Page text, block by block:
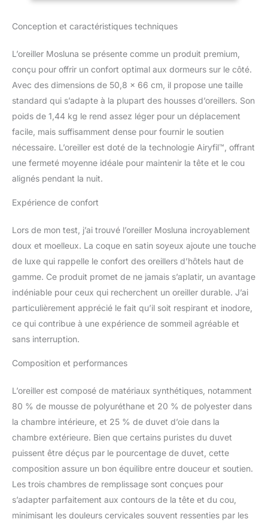
personnes dormant
66
sont remplies de plumes
supérieure, exemptes de
piquants, tandis que la
couche intermédiaire
intègre un mélange
unique Airyfil. Bercez
doucement votre cou
pendant le sommeil,
personnes dormant sur
le côté, le dos et le
% coton et 40 %
polyester à 430 fils, notre
oreiller allie luxe, confort
et propriétés anti-
boulochage de qualité
supérieure. Le tissage
satiné donne au tissu un
soie, garantissant une
remplissage exclusive】:
remplissage Airyfil offre
une douceur inégalée
avec un soutien
combinaison des
propriétés de rebond lent
du duvet et du
rembourrage Airyfil
de sommeil zéro
pression pour votre cou.
Conception et caractéristiques techniques
L’oreiller Mosluna se présente comme un produit premium,
conçu pour offrir un confort optimal aux dormeurs sur le côté.
Avec des dimensions de 50,8 x 66 cm, il propose une taille
standard qui s’adapte à la plupart des housses d’oreillers. Son
poids de 1,44 kg le rend assez léger pour un déplacement
facile, mais suffisamment dense pour fournir le soutien
nécessaire. L’oreiller est doté de la technologie Airyfil™, offrant
une fermeté moyenne idéale pour maintenir la tête et le cou
alignés pendant la nuit.
Expérience de confort
Lors de mon test, j’ai trouvé l’oreiller Mosluna incroyablement
doux et moelleux. La coque en satin soyeux ajoute une touche
de luxe qui rappelle le confort des oreillers d’hôtels haut de
gamme. Ce produit promet de ne jamais s’aplatir, un avantage
indéniable pour ceux qui recherchent un oreiller durable. J’ai
particulièrement apprécié le fait qu’il soit respirant et inodore,
ce qui contribue à une expérience de sommeil agréable et
sans interruption.
Composition et performances
L’oreiller est composé de matériaux synthétiques, notamment
80 % de mousse de polyuréthane et 20 % de polyester dans
la chambre intérieure, et 25 % de duvet d’oie dans la
chambre extérieure. Bien que certains puristes du duvet
puissent être déçus par le pourcentage de duvet, cette
composition assure un bon équilibre entre douceur et soutien.
Les trois chambres de remplissage sont conçues pour
s’adapter parfaitement aux contours de la tête et du cou,
minimisant les douleurs cervicales souvent ressenties par les